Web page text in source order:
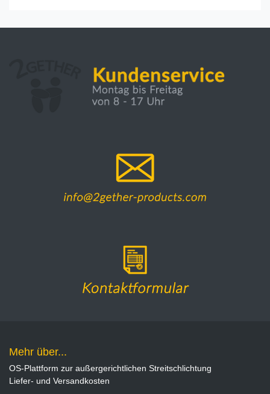
Mehr über...
OS-Plattform zur außergerichtlichen Streitschlichtung
Liefer- und Versandkosten